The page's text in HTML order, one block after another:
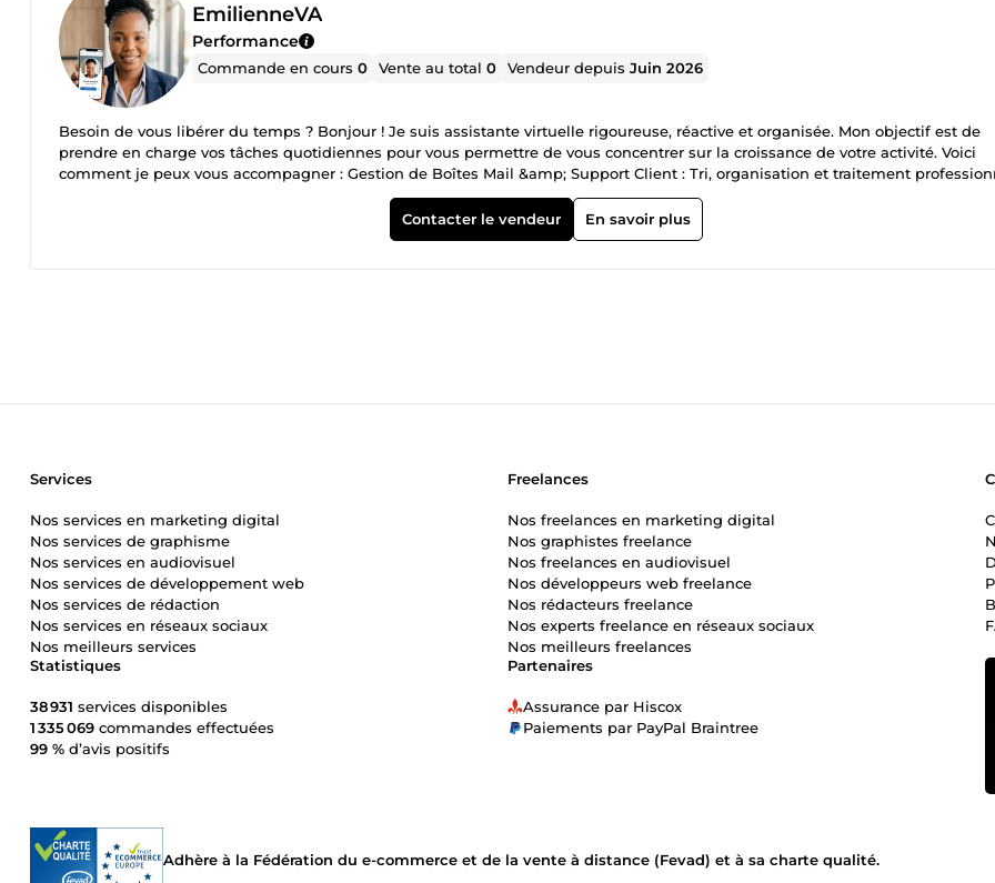
EmilienneVA
Performance
Commande en cours0 Vente au total0 Vendeur depuisJuin 2026
Besoin de vous libérer du temps ? Bonjour ! Je suis assistante virtuelle rigoureuse, réactive et organisée. Mon objectif est de
prendre en charge vos tâches quotidiennes pour vous permettre de vous concentrer sur la croissance de votre activité. Voici
comment je peux vous accompagner : Gestion de Boîtes Mail &amp; Support Client : Tri, organisation et traitement
des demandes de vos clients. Saisie de Données : Remplissage et mise à jour rigoureuse de vos bases de données et
Excel/Google Sheets. Modération : Gestion de vos espaces communautaires et réseaux sociaux. Fiable et autonome, je
rapidement à vos outils. Discutons ensemble de vos besoins ! Cliquez sur &quot;Contacter&quot; pour échanger sur votre
Contacter le vendeur En savoir plus
Partenaires
Assurance par Hiscox
Paiements par PayPal Braintree
Statistiques
38 931 services disponibles
1 335 069 commandes effectuées
99 % d’avis positifs
Services
Nos services en marketing digital
Nos services de graphisme
Nos services en audiovisuel
Nos services de développement web
Nos services de rédaction
Nos services en réseaux sociaux
Nos meilleurs services
Freelances
Nos freelances en marketing digital
Nos graphistes freelance
Nos freelances en audiovisuel
Nos développeurs web freelance
Nos rédacteurs freelance
Nos experts freelance en réseaux sociaux
Nos meilleurs freelances
Adhère à la Fédération du e-commerce et de la vente à distance (Fevad) et à sa charte qualité.